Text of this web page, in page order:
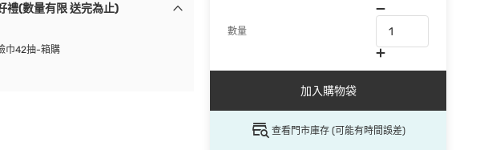
數量
加入購物袋
查看門市庫存 (可能有時間誤差)
(數量有限 送完為止)
巾42抽-箱購